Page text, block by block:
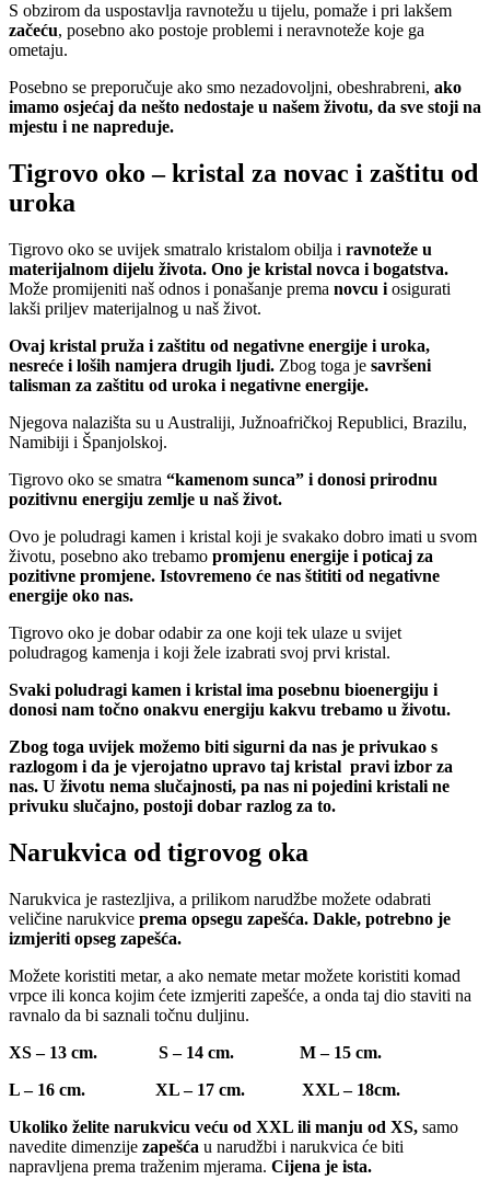
S obzirom da uspostavlja ravnotežu u tijelu, pomaže i pri lakšem
začeću, posebno ako postoje problemi i neravnoteže koje ga
ometaju.
Posebno se preporučuje ako smo nezadovoljni, obeshrabreni, ako
imamo osjećaj da nešto nedostaje u našem životu, da sve stoji na
mjestu i ne napreduje.
Tigrovo oko – kristal za novac i zaštitu od
uroka
Tigrovo oko se uvijek smatralo kristalom obilja i ravnoteže u
materijalnom dijelu života. Ono je kristal novca i bogatstva.
Može promijeniti naš odnos i ponašanje prema novcu i osigurati
lakši priljev materijalnog u naš život.
Ovaj kristal pruža i zaštitu od negativne energije i uroka,
nesreće i loših namjera drugih ljudi. Zbog toga je savršeni
talisman za zaštitu od uroka i negativne energije.
Njegova nalazišta su u Australiji, Južnoafričkoj Republici, Brazilu,
Namibiji i Španjolskoj.
Tigrovo oko se smatra “kamenom sunca” i donosi prirodnu
pozitivnu energiju zemlje u naš život.
Ovo je poludragi kamen i kristal koji je svakako dobro imati u svom
životu, posebno ako trebamo promjenu energije i poticaj za
pozitivne promjene. Istovremeno će nas štititi od negativne
energije oko nas.
Tigrovo oko je dobar odabir za one koji tek ulaze u svijet
poludragog kamenja i koji žele izabrati svoj prvi kristal.
Svaki poludragi kamen i kristal ima posebnu bioenergiju i
donosi nam točno onakvu energiju kakvu trebamo u životu.
Zbog toga uvijek možemo biti sigurni da nas je privukao s
razlogom i da je vjerojatno upravo taj kristal pravi izbor za
nas. U životu nema slučajnosti, pa nas ni pojedini kristali ne
privuku slučajno, postoji dobar razlog za to.
Narukvica od tigrovog oka
Narukvica je rastezljiva, a prilikom narudžbe možete odabrati
veličine narukvice prema opsegu zapešća. Dakle, potrebno je
izmjeriti opseg zapešća.
Možete koristiti metar, a ako nemate metar možete koristiti komad
vrpce ili konca kojim ćete izmjeriti zapešće, a onda taj dio staviti na
ravnalo da bi saznali točnu duljinu.
XS – 13 cm. S – 14 cm. M – 15 cm.
L – 16 cm. XL – 17 cm. XXL – 18cm.
Ukoliko želite narukvicu veću od XXL ili manju od XS, samo
navedite dimenzije zapešća u narudžbi i narukvica će biti
napravljena prema traženim mjerama. Cijena je ista.